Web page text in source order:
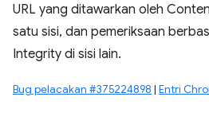
URL yang ditawarkan oleh
satu sisi, dan pemeriksaan
Integrity di sisi lain.
Bug pelacakan #375224898 | Entri